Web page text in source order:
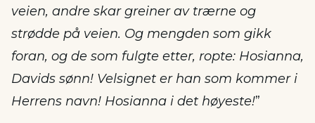
veien, andre skar greiner av trærne og
strødde på veien. Og mengden som gikk
foran, og de som fulgte etter, ropte: Hosianna,
Davids sønn! Velsignet er han som kommer i
Herrens navn! Hosianna i det høyeste!”